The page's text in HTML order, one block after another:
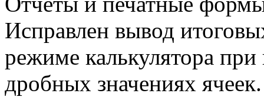
Исправлен вывод
режиме калькулятора
дробных значениях ячеек.